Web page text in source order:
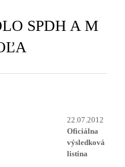
SPDH A M
22.07.2012
Oficiálna
výsledková
listina